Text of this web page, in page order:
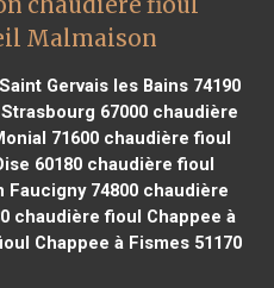
Malmaison
Gervais les Bains 74190
67000 chaudière
71600chaudière fioul
60180chaudière fioul
Faucigny 74800 chaudière
chaudière fioul Chappee à
Chappee à Fismes 51170